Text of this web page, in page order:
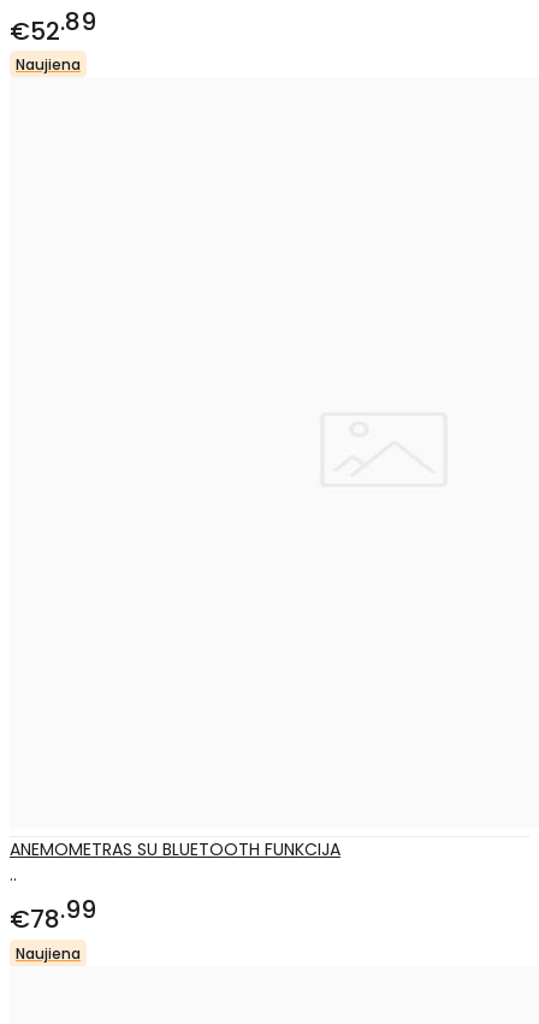
€52 89
Naujiena
ANEMOMETRAS SU BLUETOOTH FUNKCIJA
..
€78 99
Naujiena